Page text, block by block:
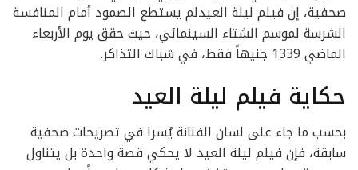
صحفية، إن فيلم ليلة العيدلم يستطع الصمود أمام المنافسة
الشرسة لموسم الشتاء السينمائي، حيث حقق يوم الأربعاء
الماضي 1339 جنيهاً فقط، في شباك التذاكر.
حكاية فيلم ليلة العيد
بحسب ما جاء على لسان الفنانة يُسرا في تصريحات صحفية
سابقة، فإن فيلم ليلة العيد لا يحكي قصة واحدة بل يتناول